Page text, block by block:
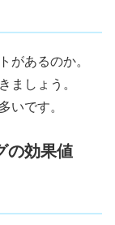
があるのか。
ましょう。
いです。
の効果値